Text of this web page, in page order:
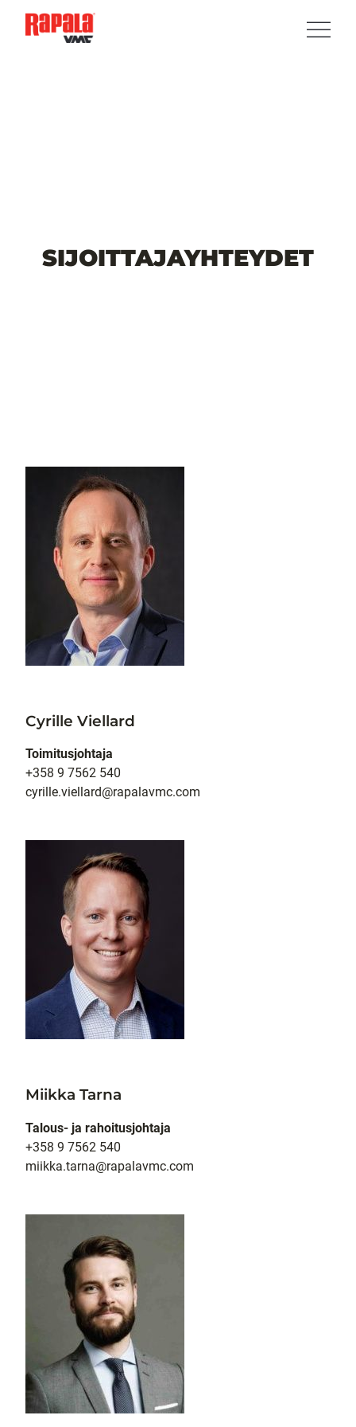
SIJOITTAJAYHTEYDET
Cyrille Viellard
Toimitusjohtaja
+358 9 7562 540
cyrille.viellard@rapalavmc.com
Miikka Tarna
Talous- ja rahoitusjohtaja
+358 9 7562 540
miikka.tarna@rapalavmc.com